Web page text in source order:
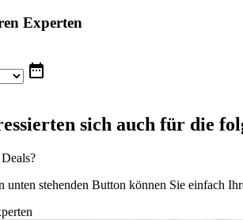
Experten
date_range
sich auch für die
stehenden Button können Sie einfach